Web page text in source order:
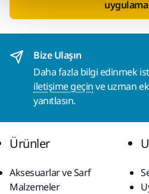
Bize Ulaşın
Daha fazla bilgi edinmek
iletişime geçinve uzman
yanıtlasın.
Ürünler
Aksesuarlar ve Sarf
Malzemeler